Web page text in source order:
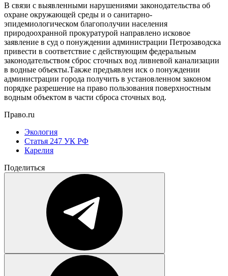
В связи с выявленными нарушениями законодательства об
охране окружающей среды и о санитарно-
эпидемиологическом благополучии населения
природоохранной прокуратурой направлено исковое
заявление в суд о понуждении администрации Петрозаводска
привести в соответствие с действующим федеральным
законодательством сброс сточных вод ливневой канализации
в водные объекты.Также предъявлен иск о понуждении
администрации города получить в установленном законом
порядке разрешение на право пользования поверхностным
водным объектом в части сброса сточных вод.
Право.ru
Экология
Статья 247 УК РФ
Карелия
Поделиться